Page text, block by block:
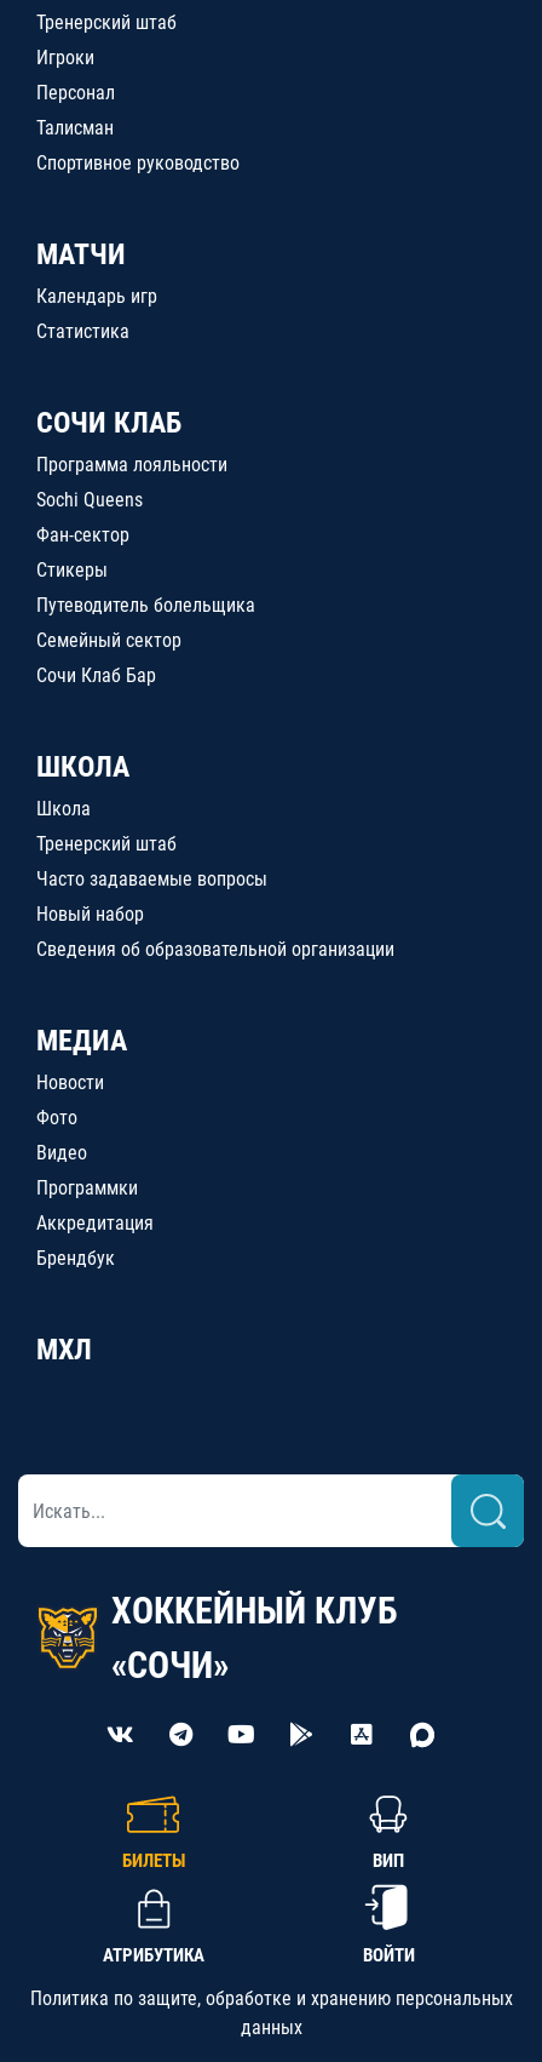
Тренерский штаб
Игроки
Персонал
Талисман
Спортивное руководство
МАТЧИ
Календарь игр
Статистика
СОЧИ КЛАБ
Программа лояльности
Sochi Queens
Фан-сектор
Стикеры
Путеводитель болельщика
Семейный сектор
Сочи Клаб Бар
ШКОЛА
Школа
Тренерский штаб
Часто задаваемые вопросы
Новый набор
Сведения об образовательной организации
МЕДИА
Новости
Фото
Видео
Программки
Аккредитация
Брендбук
МХЛ
ХОККЕЙНЫЙ КЛУБ
«СОЧИ»
БИЛЕТЫ ВИП
АТРИБУТИКА ВОЙТИ
Политика по защите, обработке и хранению персональных
данных